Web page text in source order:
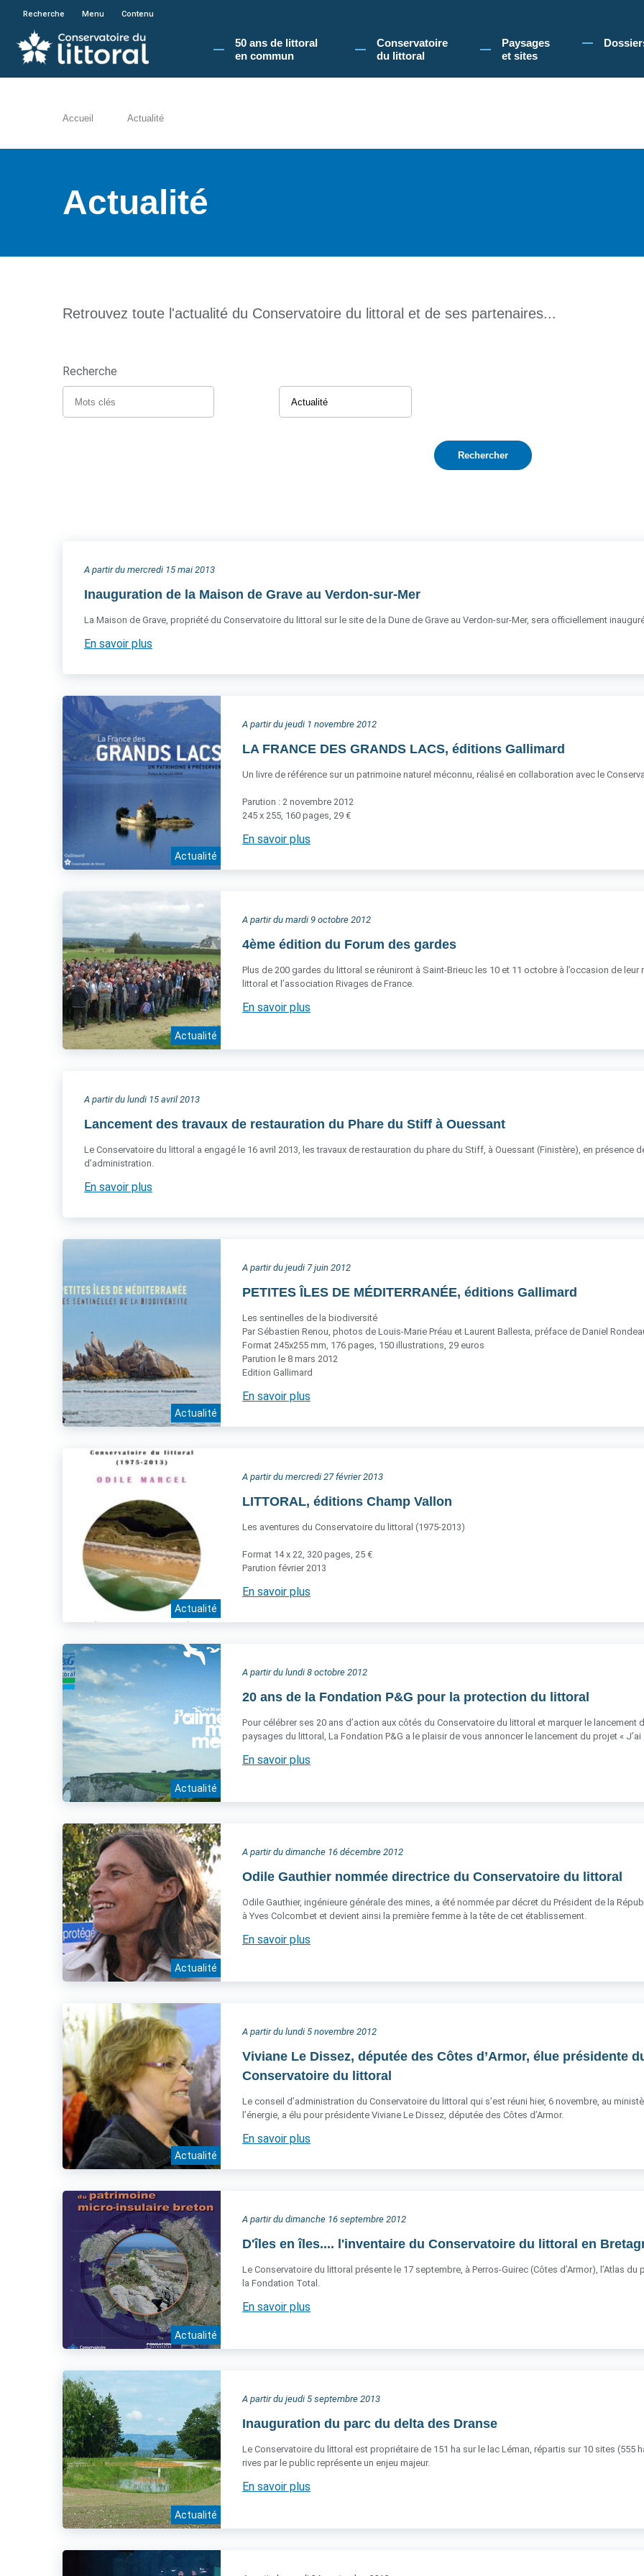
En poursuivant votre navigation sur le site du Conservatoire du littoral, vous acceptez l'utilisation de cookies pour vous
Recherche Menu Contenu
50 ans de littoral
en commun​
Conservatoire
du littoral
Paysages
et sites
Accueil Actualité
Actualité
Retrouvez toute l'actualité du Conservatoire du littoral et de ses partenaires...
Recherche
A partir du mercredi 15 mai 2013
Inauguration de la Maison de Grave au Verdon-sur-Mer
La Maison de Grave, propriété du Conservatoire du littoral sur le site de la Dune de Grave au Verdon-sur-Mer, sera officiellement
En savoir plus
Actualité
A partir du jeudi 1 novembre 2012
LA FRANCE DES GRANDS LACS, éditions Gallimard
Un livre de référence sur un patrimoine naturel méconnu, réalisé en collaboration avec le
Parution : 2 novembre 2012
245 x 255, 160 pages, 29 €
En savoir plus
Actualité
A partir du mardi 9 octobre 2012
4ème édition du Forum des gardes
Plus de 200 gardes du littoral se réuniront à Saint-Brieuc les 10 et 11 octobre à l’occasion de
littoral et l’association Rivages de France.
En savoir plus
A partir du lundi 15 avril 2013
Lancement des travaux de restauration du Phare du Stiff à Ouessant
Le Conservatoire du littoral a engagé le 16 avril 2013, les travaux de restauration du phare du Stiff, à Ouessant (Finistère), en présence
d’administration.
En savoir plus
Actualité
A partir du jeudi 7 juin 2012
PETITES ÎLES DE MÉDITERRANÉE, éditions Gallimard
Les sentinelles de la biodiversité
Par Sébastien Renou, photos de Louis-Marie Préau et Laurent Ballesta, préface de Daniel
Format 245x255 mm, 176 pages, 150 illustrations, 29 euros
Parution le 8 mars 2012
Edition Gallimard
En savoir plus
Actualité
A partir du mercredi 27 février 2013
LITTORAL, éditions Champ Vallon
Les aventures du Conservatoire du littoral (1975-2013)
Format 14 x 22, 320 pages, 25 €
Parution février 2013
En savoir plus
Actualité
A partir du lundi 8 octobre 2012
20 ans de la Fondation P&G pour la protection du littoral
Pour célébrer ses 20 ans d’action aux côtés du Conservatoire du littoral et marquer le
paysages du littoral, La Fondation P&G a le plaisir de vous annoncer le lancement du projet « J’ai
En savoir plus
Actualité
A partir du dimanche 16 décembre 2012
Odile Gauthier nommée directrice du Conservatoire du littoral
Odile Gauthier, ingénieure générale des mines, a été nommée par décret du Président de la
à Yves Colcombet et devient ainsi la première femme à la tête de cet établissement.
En savoir plus
Actualité
A partir du lundi 5 novembre 2012
Viviane Le Dissez, députée des Côtes d’Armor, élue présidente
Conservatoire du littoral
Le conseil d’administration du Conservatoire du littoral qui s’est réuni hier, 6 novembre, au
l’énergie, a élu pour présidente Viviane Le Dissez, députée des Côtes d’Armor.
En savoir plus
Actualité
A partir du dimanche 16 septembre 2012
D'îles en îles.... l'inventaire du Conservatoire du littoral en
Le Conservatoire du littoral présente le 17 septembre, à Perros-Guirec (Côtes d’Armor), l’Atlas
la Fondation Total.
En savoir plus
Actualité
A partir du jeudi 5 septembre 2013
Inauguration du parc du delta des Dranse
Le Conservatoire du littoral est propriétaire de 151 ha sur le lac Léman, répartis sur 10 sites (555
rives par le public représente un enjeu majeur.
En savoir plus